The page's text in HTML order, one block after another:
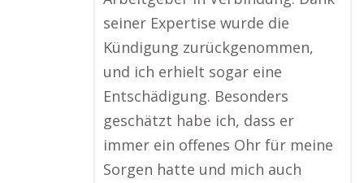
seiner Expertise wurde die
Kündigung zurückgenommen,
und ich erhielt sogar eine
Entschädigung. Besonders
geschätzt habe ich, dass er
immer ein offenes Ohr für meine
Sorgen hatte und mich auch